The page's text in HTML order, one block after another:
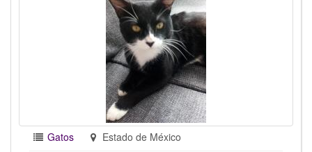
Gatos
Estado de México